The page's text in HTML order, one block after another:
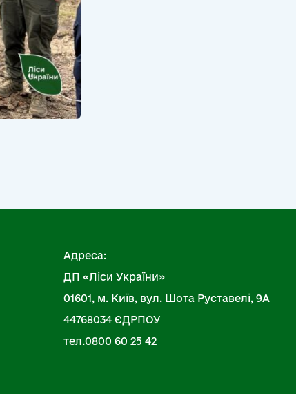
Адреса:
ДП «Ліси України»
01601, м. Київ, вул. Шота Руставелі, 9А
44768034 ЄДРПОУ
тел.0800 60 25 42